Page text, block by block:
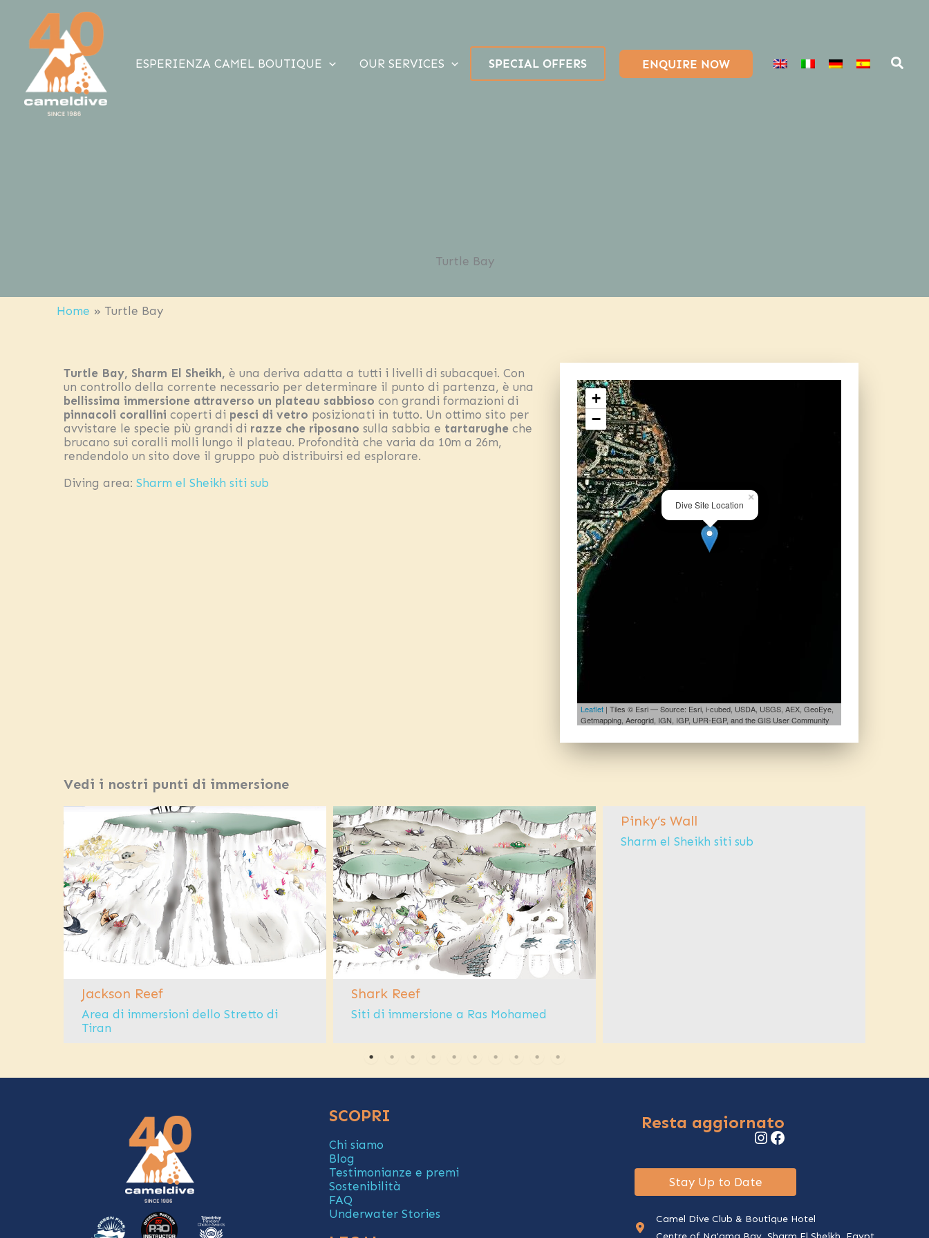
contenuto
ESPERIENZA CAMEL BOUTIQUE OUR SERVICES SPECIAL OFFERS ENQUIRE NOW
Turtle Bay
Home » Turtle Bay
Turtle Bay, Sharm El Sheikh, è una deriva adatta a tutti i livelli di subacquei. Con
un controllo della corrente necessario per determinare il punto di partenza, è una
bellissima immersione attraverso un plateau sabbioso con grandi formazioni di
pinnacoli corallini coperti di pesci di vetro posizionati in tutto. Un ottimo sito per
avvistare le specie più grandi di razze che riposano sulla sabbia e tartarughe che
brucano sui coralli molli lungo il plateau. Profondità che varia da 10m a 26m,
rendendolo un sito dove il gruppo può distribuirsi ed esplorare.
Diving area: Sharm el Sheikh siti sub
Dive Site Location
×
+
−
Leaflet | Tiles © Esri — Source: Esri, i-cubed, USDA, USGS, AEX, GeoEye,
Getmapping, Aerogrid, IGN, IGP, UPR-EGP, and the GIS User Community
Vedi i nostri punti di immersione
Jackson Reef
Area di immersioni dello Stretto di
Tiran
Shark Reef
Siti di immersione a Ras Mohamed
Pinky’s Wall
Sharm el Sheikh siti sub
SCOPRI
Chi siamo
Blog
Testimonianze e premi
Sostenibilità
FAQ
Underwater Stories
Resta aggiornato
Instagram
Facebook
Stay Up to Date
Camel Dive Club & Boutique Hotel